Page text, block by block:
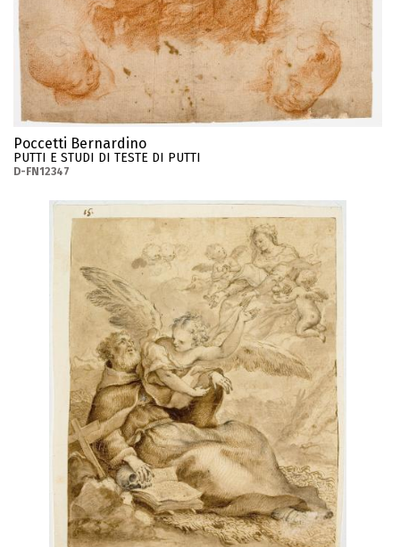
Poccetti Bernardino
PUTTI E STUDI DI TESTE DI PUTTI
D-FN12347